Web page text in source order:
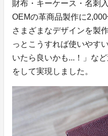
財布・キーケース・名刺
OEMの革商品製作に
さまざまなデザインを製
っとこうすれば使いやす
いたら良いかも...！」な
をして実現しました。